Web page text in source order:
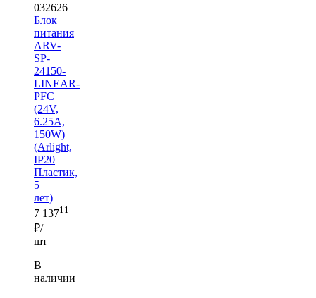
032626
Блок
питания
ARV-
SP-
24150-
LINEAR-
PFC
(24V,
6.25A,
150W)
(Arlight,
IP20
Пластик,
5
лет)
7 13711
₽/
шт
В
наличии